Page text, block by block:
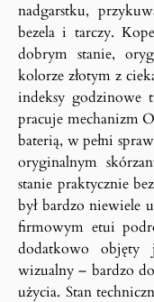
nadgarstku,
bezela i tarczy.
dobrym stanie,
kolorze złotym z
indeksy godzinowe
pracuje mechanizm
baterią, w pełni
oryginalnym
stanie praktycznie
był bardzo niewiele
firmowym etui
dodatkowo objęty
wizualny – bardzo
użycia. Stan